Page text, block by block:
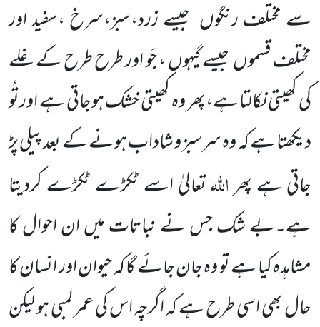
سے مختلف رنگوں جیسے زرد،سبز،سرخ ،سفید اور
مختلف قسموں جیسے گیہوں ، جَو اور طرح طرح کے غلے
کی کھیتی نکالتا ہے،پھر وہ کھیتی خشک ہوجاتی ہے اورتُو
دیکھتا ہے کہ وہ سرسبز و شاداب ہونے کے بعد پیلی پڑ
جاتی ہے پھراللہتعالیٰ اسے ٹکڑے ٹکڑے کردیتا
ہے۔بے شک جس نے نباتات میں ان احوال کا
مشاہدہ کیا ہے تو وہ جان جائے گا کہ حیوان اور انسان کا
حال بھی اسی طرح ہے کہ اگرچہ اس کی عمر لمبی ہو لیکن